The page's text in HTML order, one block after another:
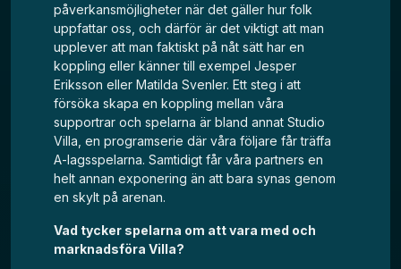
påverkansmöjligheter när det gäller hur folk
uppfattar oss, och därför är det viktigt att man
upplever att man faktiskt på nåt sätt har en
koppling eller känner till exempel Jesper
Eriksson eller Matilda Svenler. Ett steg i att
försöka skapa en koppling mellan våra
supportrar och spelarna är bland annat Studio
Villa, en programserie där våra följare får träffa
A-lagsspelarna. Samtidigt får våra partners en
helt annan exponering än att bara synas genom
en skylt på arenan.
Vad tycker spelarna om att vara med och
marknadsföra Villa?